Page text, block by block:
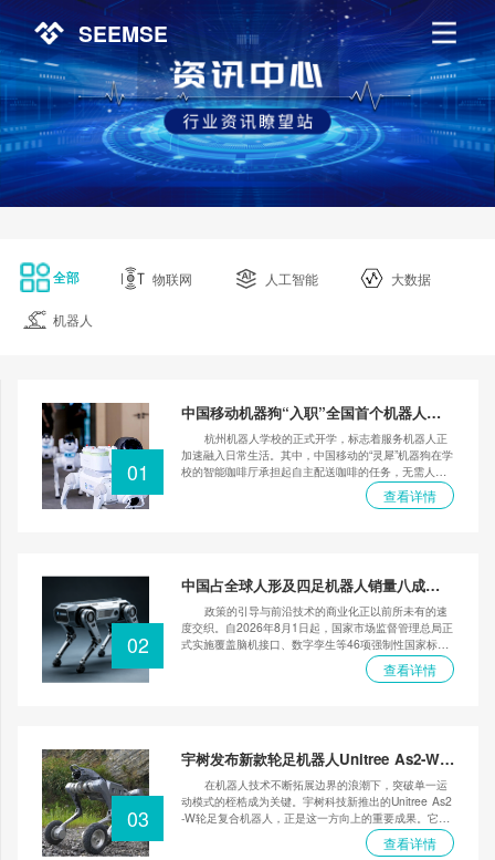
SEEMSE
全部 物联网 人工智能 大数据
机器人
01
中国移动机器狗“入职”全国首个机器人学
杭州机器人学校的正式开学，标志着服务机器人正
加速融入日常生活。其中，中国移动的“灵犀”机器狗在学
校的智能咖啡厅承担起自主配送咖啡的任务，无需人工
操控，便能精准送达每一单。这背后是其出色的动态环
境感知、语义导航和实时避障能力。更值得关注的
查看详情
02
中国占全球人形及四足机器人销量八成；
46项强制性国标实施
政策的引导与前沿技术的商业化正以前所未有的速
度交织。自2026年8月1日起，国家市场监督管理总局正
式实施覆盖脑机接口、数字孪生等46项强制性国家标
准，为新兴产业高质量发展奠定了硬性规范框架。与此
同时，全球人工智能领域正迎来大规模资本投入与加速
准也进入了实质性编制阶段。这些动态共同勾勒出一个
以技术为核心、以规范为准绳的全新产业发展图景。
查看详情
03
宇树发布新款轮足机器人Unitree As2-W：
6m/s冲刺下山！站立能驼3个人
在机器人技术不断拓展边界的浪潮下，突破单一运
动模式的桎梏成为关键。宇树科技新推出的Unitree As2
-W轮足复合机器人，正是这一方向上的重要成果。它在
纯四足机器人As2的基础上，创新性地引入了主动驱动
越野轮，实现了轮式高效行进与四足强大越障能力的无
查看详情